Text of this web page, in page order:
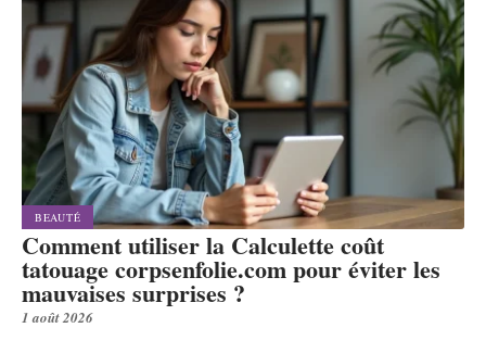
BEAUTÉ
Comment utiliser la Calculette coût
tatouage corpsenfolie.com pour éviter les
mauvaises surprises ?
1 août 2026